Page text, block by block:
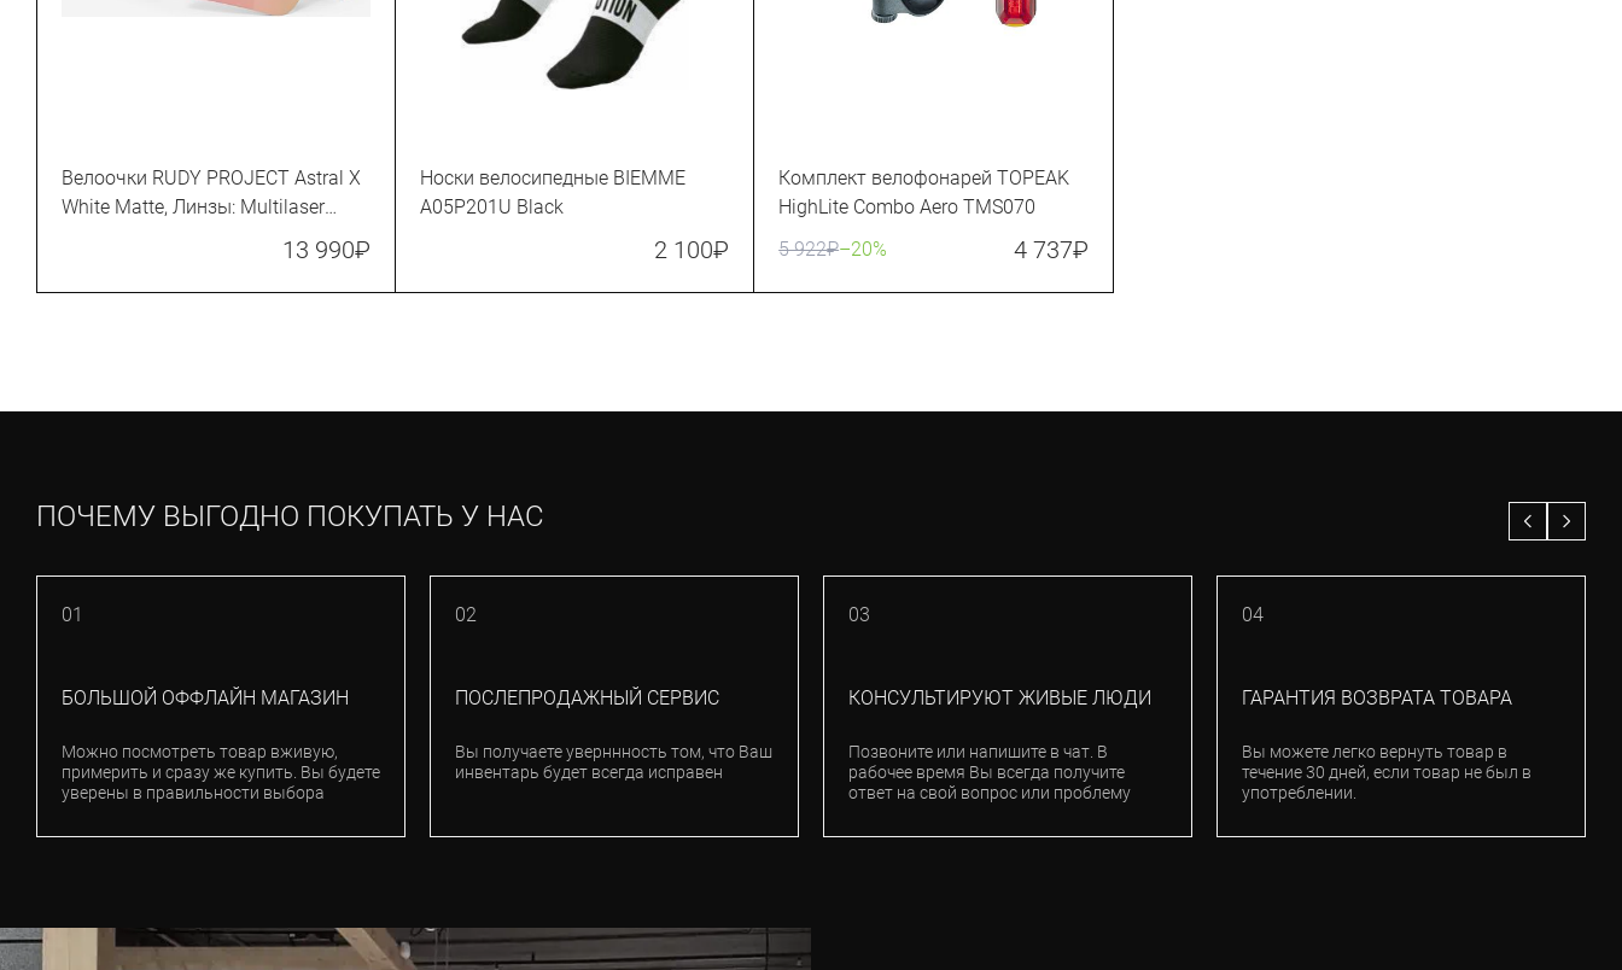
Велоочки RUDY PROJECT Astral X
White Matte, Линзы: Multilaser
Rose Gold (SP945458-0001)13 990₽
Носки велосипедные BIEMME
A05P201U Black
2 100₽
Комплект велофонарей TOPEAK
HighLite Combo Aero TMS070
5 922₽–20% 4 737₽
ПОЧЕМУ ВЫГОДНО ПОКУПАТЬ У НАС
01
БОЛЬШОЙ ОФФЛАЙН МАГАЗИН
Можно посмотреть товар вживую,
примерить и сразу же купить. Вы будете
уверены в правильности выбора
02
ПОСЛЕПРОДАЖНЫЙ СЕРВИС
Вы получаете уверннность том, что Ваш
инвентарь будет всегда исправен
03
КОНСУЛЬТИРУЮТ ЖИВЫЕ ЛЮДИ
Позвоните или напишите в чат. В
рабочее время Вы всегда получите
ответ на свой вопрос или проблему
04
ГАРАНТИЯ ВОЗВРАТА ТОВАРА
Вы можете легко вернуть товар в
течение 30 дней, если товар не был в
употреблении.